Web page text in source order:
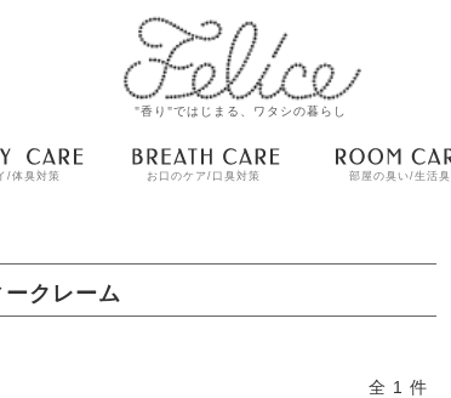
"香り"ではじまる、ワタシの暮らし
/体臭対策 お口のケア/口臭対策 部屋の臭い/生活臭
ークレーム
全 1 件